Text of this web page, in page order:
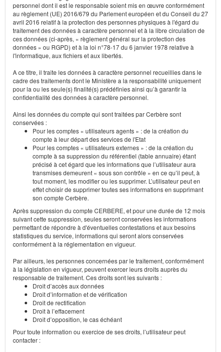
personnel dont il est le responsable soient mis en œuvre conformément
au règlement (UE) 2016/679 du Parlement européen et du Conseil du 27
avril 2016 relatif à la protection des personnes physiques à l'égard du
traitement des données à caractère personnel et à la libre circulation de
ces données (ci-après, « règlement général sur la protection des
données » ou RGPD) et à la loi n°78-17 du 6 janvier 1978 relative à
l'informatique, aux fichiers et aux libertés.
A ce titre, il traite les données à caractère personnel recueillies dans le
cadre des traitements dont le Ministère a la responsabilité uniquement
pour la ou les seule(s) finalité(s) prédéfinies ainsi qu’à garantir la
confidentialité des données à caractère personnel.
Ainsi les données du compte qui sont traitées par Cerbère sont
conservées :
Pour les comptes « utilisateurs agents » : de la création du
compte à leur départ des services de l'Etat
Pour les comptes « utilisateurs externes » : de la création du
compte à sa suppression du référentiel (table annuaire) étant
précisé à cet égard que les informations que l’utilisateur aura
transmises demeurent « sous son contrôle » en ce qu’il peut, à
tout moment, les modifier ou les supprimer. L’utilisateur peut en
effet choisir de supprimer toutes ses informations en supprimant
son compte Cerbère.
Après suppression du compte CERBERE, et pour une durée de 12 mois
suivant cette suppression, seules seront conservées les informations
permettant de répondre à d'éventuelles contestations et aux besoins
statistiques du service, informations qui seront alors conservées
conformément à la réglementation en vigueur.
Par ailleurs, les personnes concernées par le traitement, conformément
à la législation en vigueur, peuvent exercer leurs droits auprès du
responsable de traitement. Ces droits sont les suivants :
Droit d’accès aux données
Droit d’information et de vérification
Droit de rectification
Droit à l’effacement
Droit d’opposition, le cas échéant
Pour toute information ou exercice de ses droits, l’utilisateur peut
contacter :